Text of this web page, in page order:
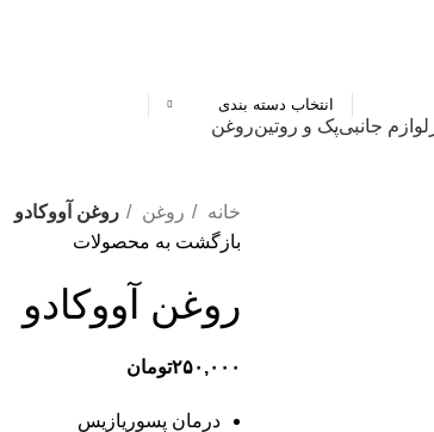
انتخاب دسته بندی
لوازم جانبیپک و روتینروغن
خانه روغن
روغن آووکادو
بازگشت به محصولات
روغن آووکادو
۲۵۰,۰۰۰تومان
درمان پسوریازیس